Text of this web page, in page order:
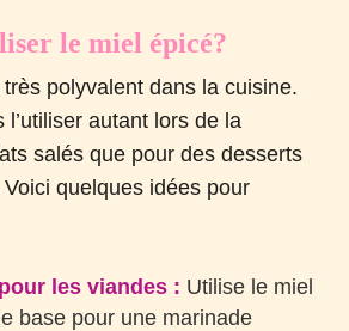
le miel épicé?
polyvalent dans la cuisine.
l’utiliser autant lors de la
salés que pour des desserts
quelques idées pour
les viandes : Utilise le miel
base pour une marinade